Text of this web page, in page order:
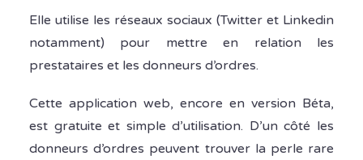
Elle utilise les réseaux sociaux (Twitter et Linkedin
notamment) pour mettre en relation les
prestataires et les donneurs d’ordres.
Cette application web, encore en version Béta,
est gratuite et simple d’utilisation. D’un côté les
donneurs d’ordres peuvent trouver la perle rare